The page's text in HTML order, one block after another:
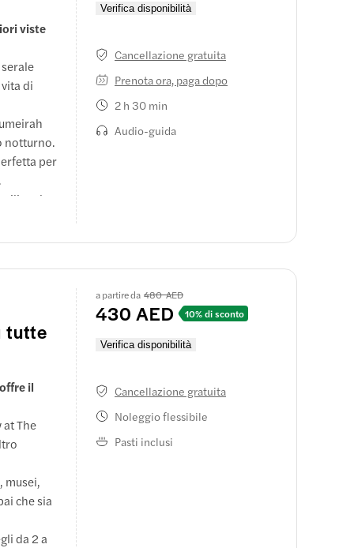
safari
e
e
e
Verifica disponibilità
Cancellazione gratuita
Prenota ora, paga dopo
2 h 30 min
Audio-guida
viste
di
notturno.
per
la
tutte
a partire da 480 AED
430 AED 10% di sconto
Verifica disponibilità
Cancellazione gratuita
Noleggio flessibile
Pasti inclusi
il
at The
musei,
che sia
da 2 a